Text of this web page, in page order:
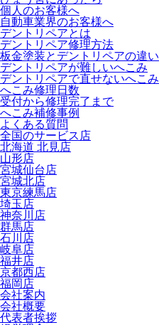
個人のお客様へ
自動車業界のお客様へ
デントリペアとは
デントリペア修理方法
板金塗装とデントリペアの違い
デントリペアが難しいへこみ
デントリペアで直せないへこみ
へこみ修理日数
受付から修理完了まで
へこみ補修事例
よくある質問
全国のサービス店
北海道 北見店
山形店
宮城仙台店
宮城北店
東京練馬店
埼玉店
神奈川店
群馬店
石川店
岐阜店
福井店
京都西店
福岡店
会社案内
会社概要
代表者挨拶